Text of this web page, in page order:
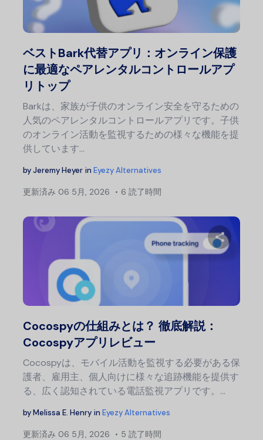
ベストBark代替アプリ：オンライン保護
に最適なペアレンタルコントロールアプ
リトップ
Barkは、家族が子供のオンライン安全を守るための
人気のペアレンタルコントロールアプリです。子供
のオンライン活動を監視するための様々な機能を提
供しています…
byJeremy Heyer in Eyezy Alternatives
更新済み 06 5月, 2026 6 読了時間
Cocospyの仕組みとは？ 徹底解説：
Cocospyアプリレビュー
Cocospyは、モバイル活動を監視する必要がある保
護者、雇用主、個人向けに様々な追跡機能を提供す
る、広く認知されている電話監視アプリです。…
byMelissa E. Henry in Eyezy Alternatives
更新済み 06 5月, 2026 5 読了時間